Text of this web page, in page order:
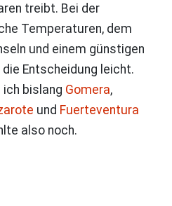
treibt. Bei der
Temperaturen, dem
und einem günstigen
Entscheidung leicht.
ich bislang Gomera,
und Fuerteventura
also noch.